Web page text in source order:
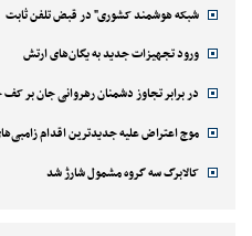
شبکه هوشمند کشوری" در قبض تلفن ثابت
ورود تجهیزات جدید به یگان‌های ارتش
در برابر تجاوز دشمنان رهروانی جان بر
موج اعتراض علیه جدیدترین اقدام
کالابرگ سه گروه مشمول شارژ شد